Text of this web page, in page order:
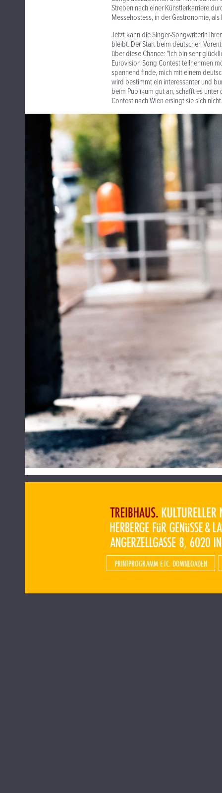
Streben nach einer Künstlerkarriere
Messehostess, in der Gastronomie,
Jetzt kann die Singer-Songwriterin
bleibt. Der Start beim deutschen
über diese Chance: "Ich bin sehr
Eurovision Song Contest teilnehmen
spannend finde, mich mit einem
wird bestimmt ein interessanter und
beim Publikum gut an, schafft es unter
Contest nach Wien ersingt sie sich nicht.
PRINTPROGRAMM ETC. DOWNLOADEN